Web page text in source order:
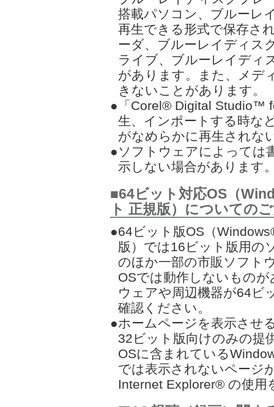
搭載パソコン、ブルーレ
再生できる形式で保存さ
ーダ、ブルーレイディス
ライブ、ブルーレイディ
があります。また、メデ
きないことがあります。
●「Corel® Digital Studio™
生、インポートする時な
がなめらかに再生されな
●ソフトウェアによっては
示しない場合があります
■64ビット対応OS（
ト 正規版）についての
●64ビット版OS（
版）では16ビット版用の
のほか一部の市販ソフト
OSでは動作しないもの
ウェアや周辺機器が64ビ
確認ください。
●ホームページを表示させ
32ビット版向けのみの提
OSに含まれている
では表示されないページ
Internet Explorer® の使用